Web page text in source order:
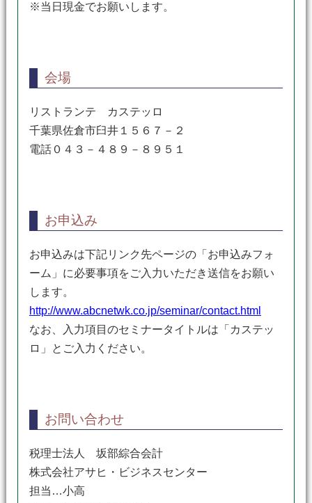
※当日現金でお願いします。
会場
リストランテ カステッロ
千葉県佐倉市臼井１５６７－２
電話０４３－４８９－８９５１
お申込み
お申込みは下記リンク先ページの「お申込みフォ
ーム」に必要事項をご入力いただき送信をお願い
します。
http://www.abcnetwk.co.jp/seminar/contact.html
なお、入力項目のセミナータイトルは「カステッ
ロ」とご入力ください。
お問い合わせ
税理士法人 坂部綜合会計
株式会社アサヒ・ビジネスセンター
担当…小高